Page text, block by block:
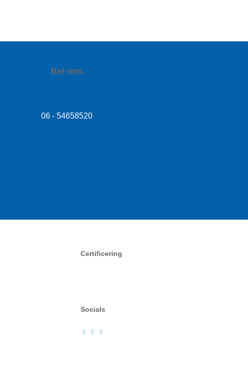
Bel ons
06 - 54658520
Certificering
Socials